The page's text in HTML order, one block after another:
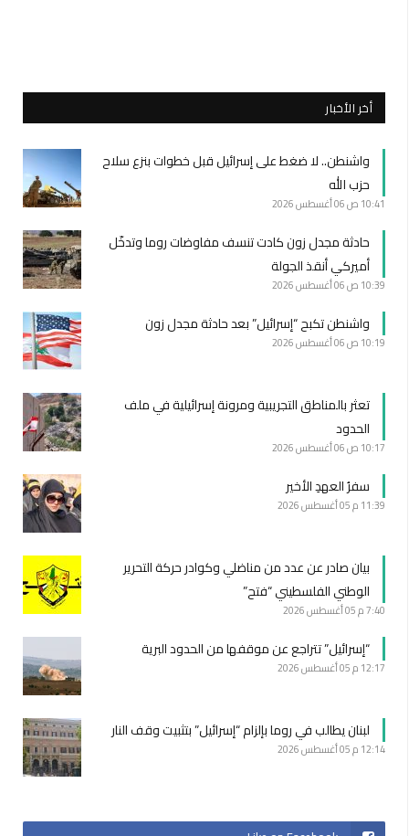
أخر الأخبار
واشنطن.. لا ضغط على إسرائيل قبل خطوات بنزع سلاح
حزب الله
10:41 ص 06 أغسطس 2026
حادثة مجدل زون كادت تنسف مفاوضات روما وتدخّل
أميركي أنقذ الجولة
10:39 ص 06 أغسطس 2026
واشنطن تكبح “إسرائيل” بعد حادثة مجدل زون
10:19 ص 06 أغسطس 2026
تعثر بالمناطق التجريبية ومرونة إسرائيلية في ملف
الحدود
10:17 ص 06 أغسطس 2026
سفرُ العهدِ الأخير
11:39 م 05 أغسطس 2026
بيان صادر عن عدد من مناضلي وكوادر حركة التحرير
الوطني الفلسطيني “فتح”
7:40 م 05 أغسطس 2026
“إسرائيل” تتراجع عن موقفها من الحدود البرية
12:17 م 05 أغسطس 2026
لبنان يطالب في روما بإلزام “إسرائيل” بتثبيت وقف النار
12:14 م 05 أغسطس 2026